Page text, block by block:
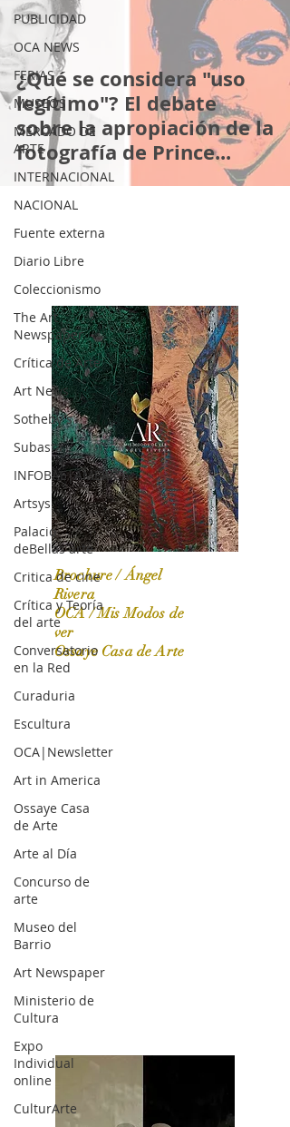
PUBLICIDAD
OCA NEWS
FERIAS
MUSEOS
MERCADO DE
ARTE
INTERNACIONAL
NACIONAL
Fuente externa
Diario Libre
Coleccionismo
The Art
Newspaper
Crítica de Arte
Art News
Sotheby's
Subasta
INFOBAE|AMERICA
Artsys
Palacio
deBellas arte
Critica de cine
Crítica y Teoría
del arte
Conversatorio
en la Red
Curaduria
Escultura
OCA|Newsletter
Art in America
Ossaye Casa
de Arte
Arte al Día
Concurso de
arte
Museo del
Barrio
Art Newspaper
Ministerio de
Cultura
Expo
Individual
online
CulturArte
¿Qué se considera "uso
legítimo"? El debate
sobre la apropiación de la
fotografía de Prince...
OCA|News 31 / Marzo-Abril / 2024
Brochure / Ángel
Rivera
OCA / Mis Modos de
ver
Ossaye Casa de Arte